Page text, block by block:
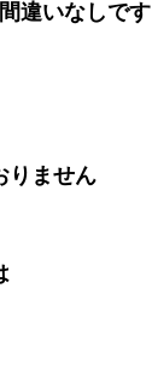
違いなしです
りません